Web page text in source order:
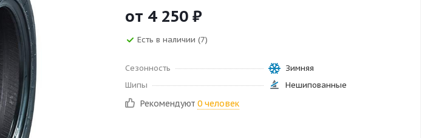
от 4 250 ₽
Есть в наличии (7)
Сезонность
Зимняя
Шипы
Нешипованные
Рекомендуют 0 человек